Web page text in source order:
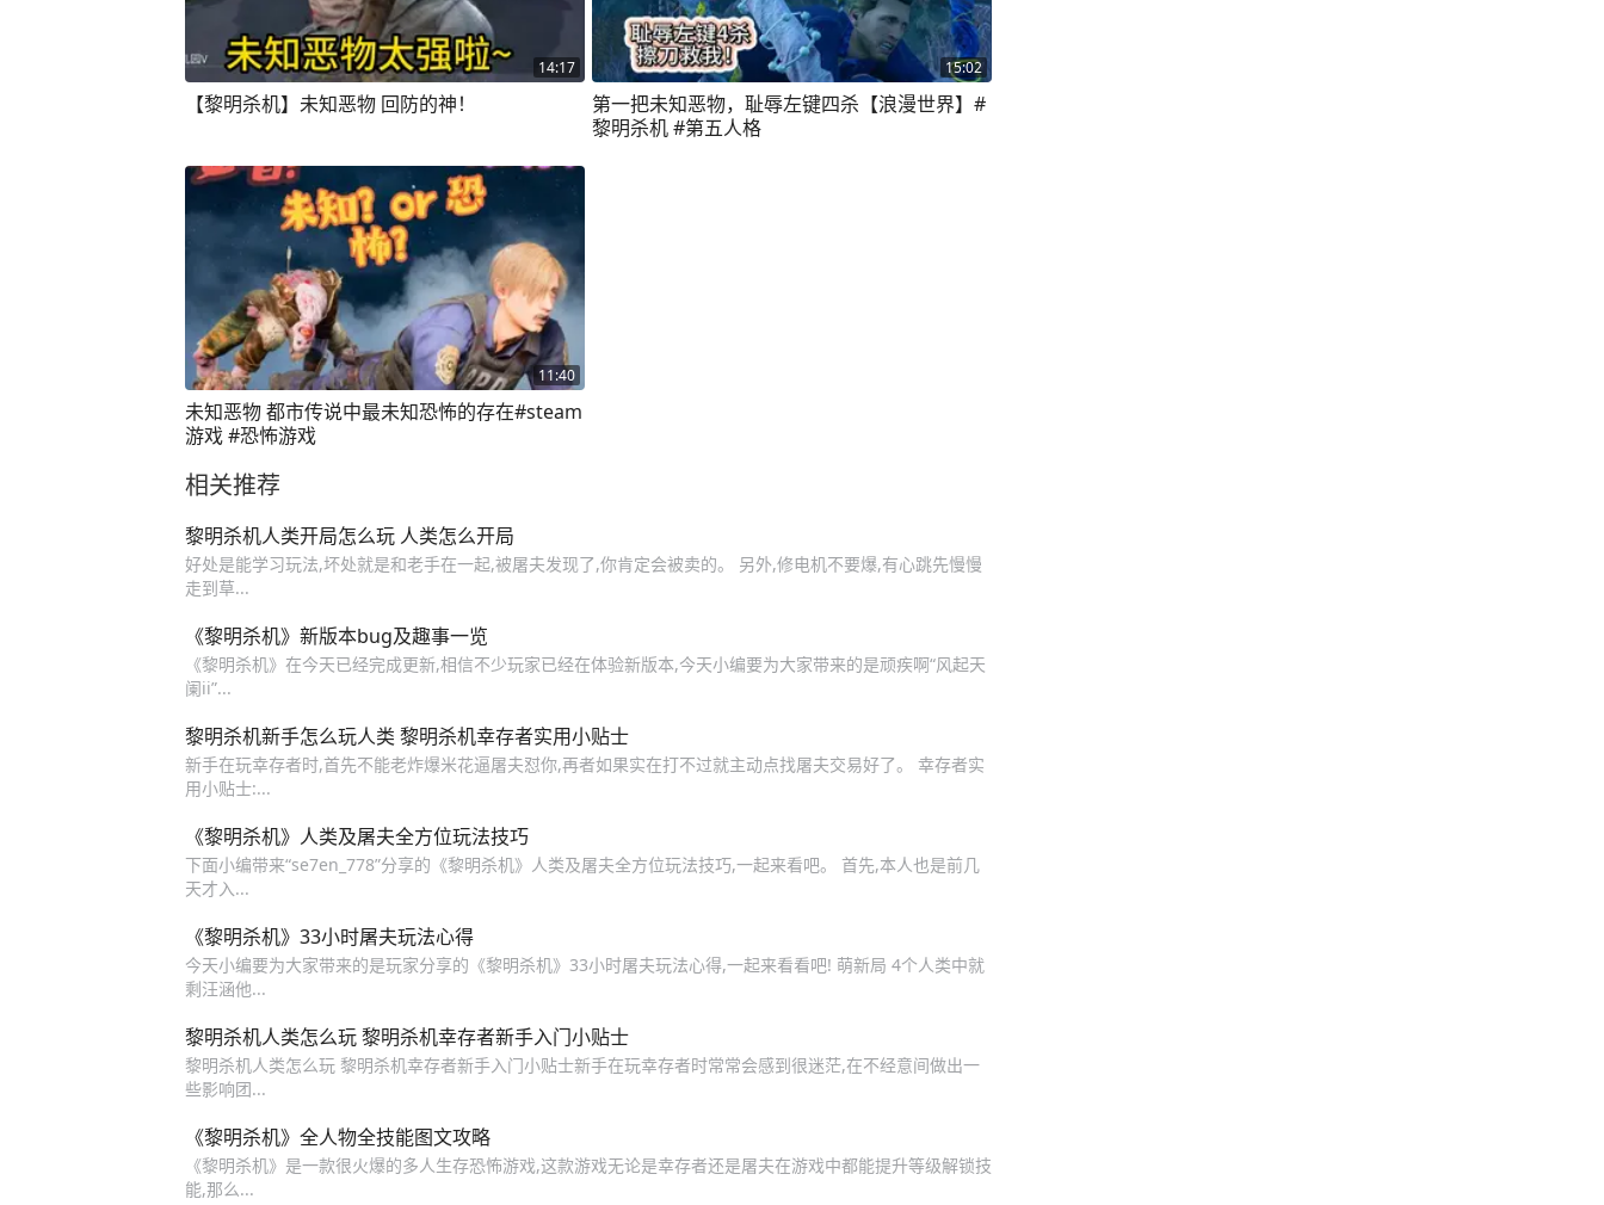
14:17
【黎明杀机】未知恶物 回防的神！
15:02
第一把未知恶物，耻辱左键四杀【浪漫世界】#
黎明杀机 #第五人格
11:40
未知恶物 都市传说中最未知恐怖的存在#steam
游戏 #恐怖游戏
相关推荐
黎明杀机人类开局怎么玩 人类怎么开局
好处是能学习玩法,坏处就是和老手在一起,被屠夫发现了,你肯定会被卖的。 另外,修电机不要爆,有心跳先慢慢
走到草...
《黎明杀机》新版本bug及趣事一览
《黎明杀机》在今天已经完成更新,相信不少玩家已经在体验新版本,今天小编要为大家带来的是顽疾啊“风起天
阑ii”...
黎明杀机新手怎么玩人类 黎明杀机幸存者实用小贴士
新手在玩幸存者时,首先不能老炸爆米花逼屠夫怼你,再者如果实在打不过就主动点找屠夫交易好了。 幸存者实
用小贴士:...
《黎明杀机》人类及屠夫全方位玩法技巧
下面小编带来“se7en_778”分享的《黎明杀机》人类及屠夫全方位玩法技巧,一起来看吧。 首先,本人也是前几
天才入...
《黎明杀机》33小时屠夫玩法心得
今天小编要为大家带来的是玩家分享的《黎明杀机》33小时屠夫玩法心得,一起来看看吧! 萌新局 4个人类中就
剩汪涵他...
黎明杀机人类怎么玩 黎明杀机幸存者新手入门小贴士
黎明杀机人类怎么玩 黎明杀机幸存者新手入门小贴士新手在玩幸存者时常常会感到很迷茫,在不经意间做出一
些影响团...
《黎明杀机》全人物全技能图文攻略
《黎明杀机》是一款很火爆的多人生存恐怖游戏,这款游戏无论是幸存者还是屠夫在游戏中都能提升等级解锁技
能,那么...